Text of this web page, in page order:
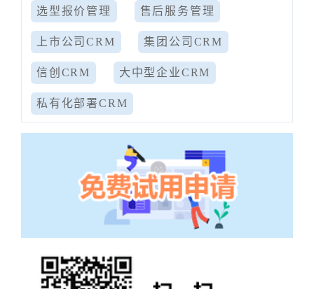
选型报价管理 售后服务管理
上市公司CRM 集团公司CRM
信创CRM 大中型企业CRM
私有化部署CRM